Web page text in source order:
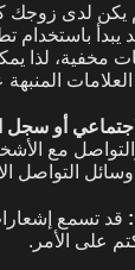
يكن لدى زوجك
يبدأ باستخدام
مخفية، لذا
أو سجل
والتواصل مع
التواصل
قد تسمع
على الأمر.